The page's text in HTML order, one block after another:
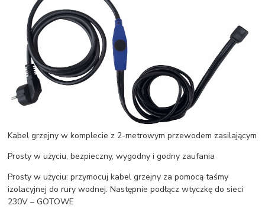
Kabel grzejny w komplecie z 2-metrowym przewodem zasilającym
Prosty w użyciu, bezpieczny, wygodny i godny zaufania
Prosty w użyciu: przymocuj kabel grzejny za pomocą taśmy
izolacyjnej do rury wodnej. Następnie podłącz wtyczkę do sieci
230V – GOTOWE